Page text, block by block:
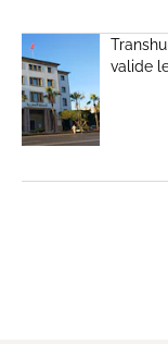
valide